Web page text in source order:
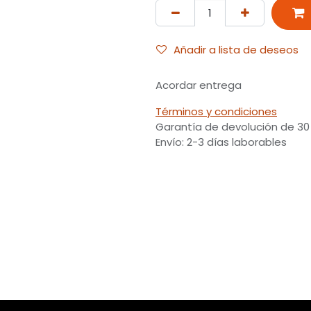
Añadir a lista de deseos
Acordar entrega
Términos y condiciones
Garantía de devolución de
Envío: 2-3 días laborables